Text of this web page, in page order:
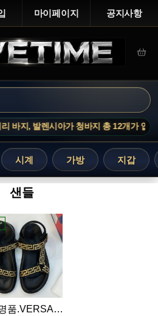
마이페이지 공지사항
지, 발렌시아가 청바지 총 12개가 입고되
시계 가방 지갑
샌들
[홍콩명품.VERSACE] 베르사체 23SS 로고 패턴 레더 샌들, SE1362, PMD, 무브타임사이트,인터넷명품쇼핑몰,남자명품,슈즈,신발